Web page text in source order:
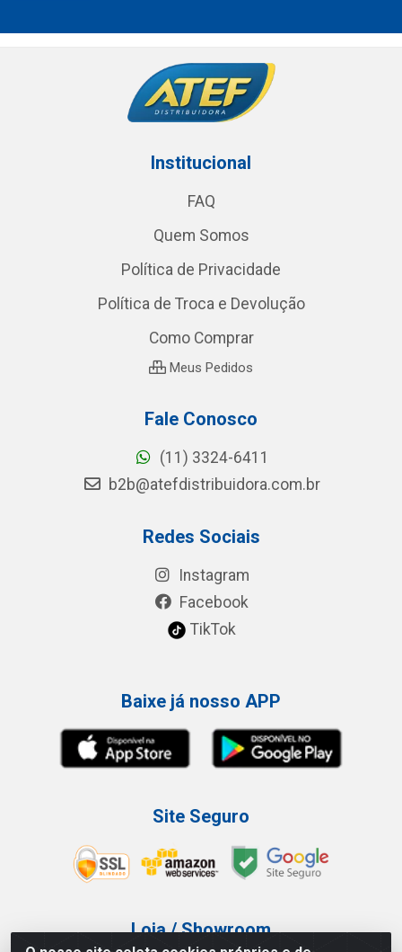
Institucional
FAQ
Quem Somos
Política de Privacidade
Política de Troca e Devolução
Como Comprar
Meus Pedidos
Fale Conosco
(11) 3324-6411
b2b@atefdistribuidora.com.br
Redes Sociais
Instagram
Facebook
TikTok
Baixe já nosso APP
Site Seguro
Loja / Showroom